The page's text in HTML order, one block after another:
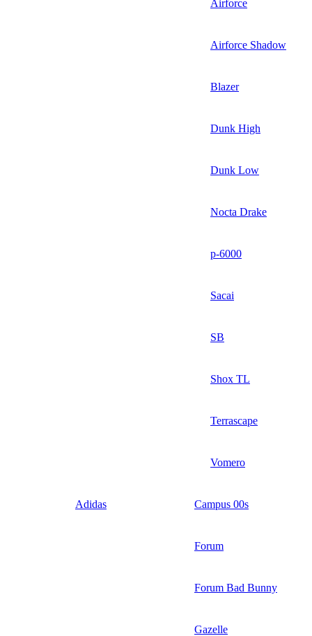
Airforce
Airforce Shadow
Blazer
Dunk High
Dunk Low
Nocta Drake
p-6000
Sacai
SB
Shox TL
Terrascape
Vomero
Adidas Campus 00s
Forum
Forum Bad Bunny
Gazelle